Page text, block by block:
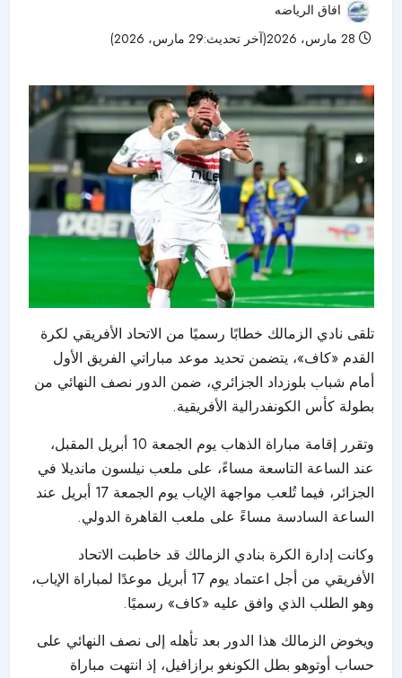
افاق الرياضه
تلقى نادي الزمالك خطابًا رسميًا من الاتحاد الأفريقي لكرة
القدم «كاف»، يتضمن تحديد موعد مباراتي الفريق الأول
أمام شباب بلوزداد الجزائري، ضمن الدور نصف النهائي من
بطولة كأس الكونفدرالية الأفريقية.
وتقرر إقامة مباراة الذهاب يوم الجمعة 10 أبريل المقبل،
عند الساعة التاسعة مساءً، على ملعب نيلسون مانديلا في
الجزائر، فيما تُلعب مواجهة الإياب يوم الجمعة 17 أبريل عند
الساعة السادسة مساءً على ملعب القاهرة الدولي.
وكانت إدارة الكرة بنادي الزمالك قد خاطبت الاتحاد
الأفريقي من أجل اعتماد يوم 17 أبريل موعدًا لمباراة الإياب،
وهو الطلب الذي وافق عليه «كاف» رسميًا.
ويخوض الزمالك هذا الدور بعد تأهله إلى نصف النهائي على
حساب أوتوهو بطل الكونغو برازافيل، إذ انتهت مباراة